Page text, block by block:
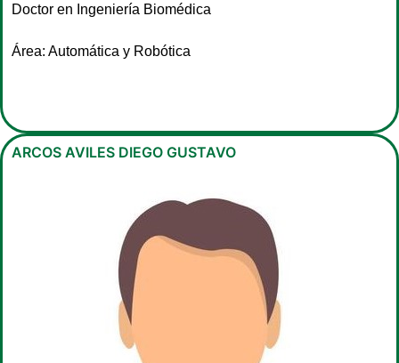
Doctor en Ingeniería Biomédica
Área: Automática y Robótica
ARCOS AVILES DIEGO GUSTAVO